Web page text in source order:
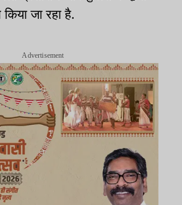
जा रहा है.
Advertisement